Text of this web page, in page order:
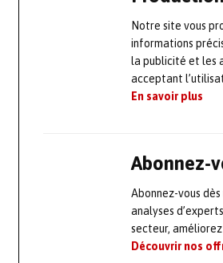
Notre site vous
informations
la publicité et les
acceptant
En savoir plus
Abonnez-
Abonnez-vous
analyses
secteur,
Découvrir nos